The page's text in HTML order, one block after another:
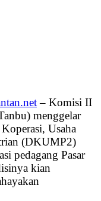
– Komisi II
menggelar
Usaha
(DKUMP2)
pedagang Pasar
kian